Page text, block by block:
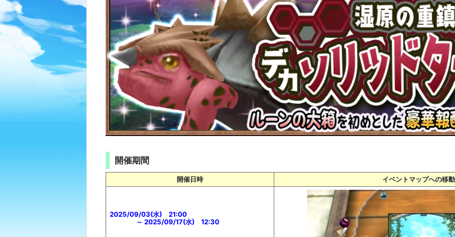
開催期間
開催日時 イベントマップへの移
2025/09/03(水) 21:00
～ 2025/09/17(水) 12:30